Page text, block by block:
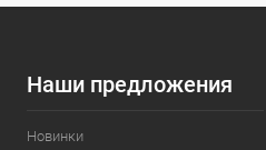
Наши предложения
Новинки